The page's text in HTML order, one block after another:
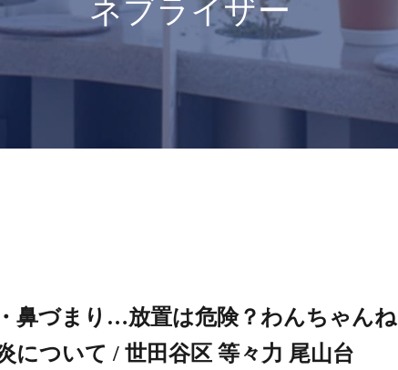
ネブライザー
鼻づまり…放置は危険？わんちゃんね
について / 世田谷区 等々力 尾山台